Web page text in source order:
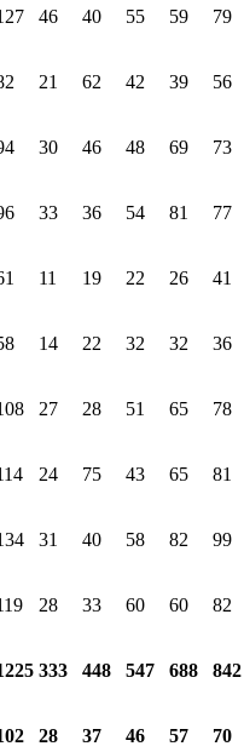
46 40 55 59 79
21 62 42 39 56
30 46 48 69 73
33 36 54 81 77
11 19 22 26 41
14 22 32 32 36
27 28 51 65 78
24 75 43 65 81
31 40 58 82 99
28 33 60 60 82
333 448 547 688 842
28 37 46 57 70